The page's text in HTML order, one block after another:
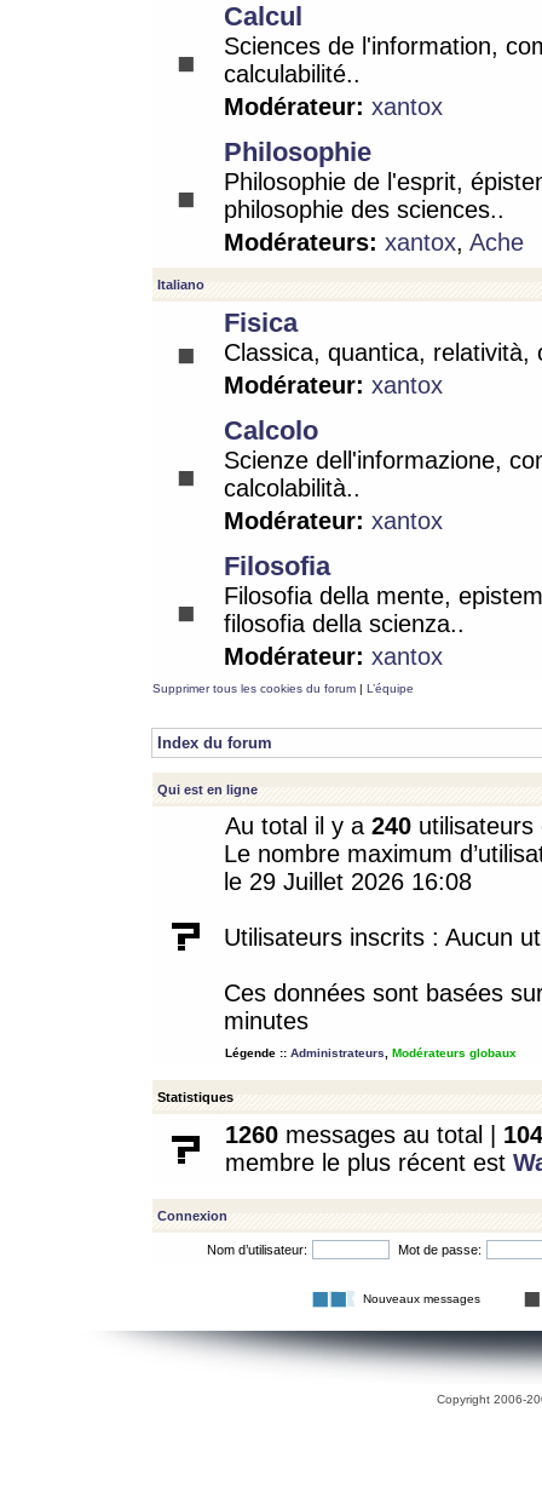
Calcul
Sciences de l'information,
calculabilité..
Modérateur: xantox
Philosophie
Philosophie de l'esprit,
philosophie des sciences..
Modérateurs: xantox, Ache
Italiano
Fisica
Classica, quantica, relatività,
Modérateur: xantox
Calcolo
Scienze dell'informazione,
calcolabilità..
Modérateur: xantox
Filosofia
Filosofia della mente,
filosofia della scienza..
Modérateur: xantox
Supprimer tous les cookies du forum | L’équipe
Index du forum
Qui est en ligne
Au total il y a 240
Le nombre maximum
le 29 Juillet 2026 16:08
Utilisateurs inscrits : Aucun
Ces données sont basées
minutes
Légende :: Administrateurs Modérateurs globaux
Statistiques
1260 messages au total | 104
membre le plus récent est
Connexion
Nom d’utilisateur: Mot de passe:
Nouveaux messages
Copyright 2006-